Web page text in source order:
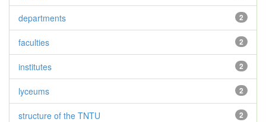
2
departments
2
faculties
2
institutes
2
lyceums
2
structure of the TNTU